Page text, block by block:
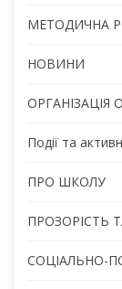
МЕТОДИЧНА
НОВИНИ
ОРГАНІЗАЦІЯ
Події та
ПРО ШКОЛУ
ПРОЗОРІСТЬ
СОЦІАЛЬНО-